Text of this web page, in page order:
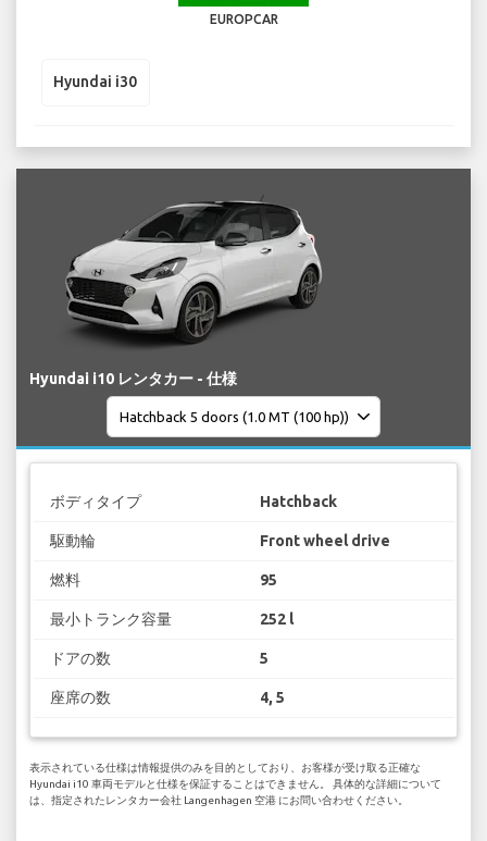
EUROPCAR
Hyundai i30
Hyundai i10 レンタカー - 仕様
ボディタイプ Hatchback
駆動輪 Front wheel drive
燃料 95
最小トランク容量 252 l
ドアの数 5
座席の数 4, 5
表示されている仕様は情報提供のみを目的としており、お客様が受け取る正確な
Hyundai i10 車両モデルと仕様を保証することはできません。 具体的な詳細について
は、指定されたレンタカー会社 Langenhagen 空港 にお問い合わせください。